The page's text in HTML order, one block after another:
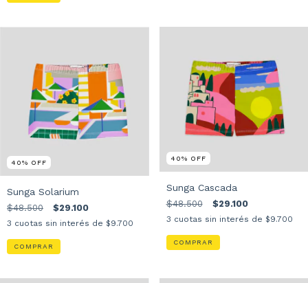
40% OFF
Sunga Solarium
$48.500 $29.100
3 cuotas sin interés de $9.700
COMPRAR
40% OFF
Sunga Cascada
$48.500 $29.100
3 cuotas sin interés de $9.700
COMPRAR